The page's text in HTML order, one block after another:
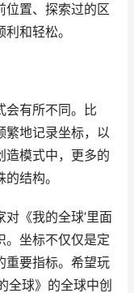
位置、探索过的区
和轻松。
会有所不同。比
繁地记录坐标，以
造模式中，更多的
结构。
《我的全球’里面
。坐标不仅仅是定
重要指标。希望玩
全球》的全球中创